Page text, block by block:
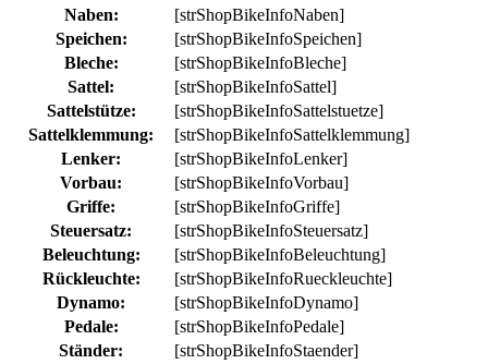
Naben:
[strShopBikeInfoNaben]
Speichen:
[strShopBikeInfoSpeichen]
Bleche:
[strShopBikeInfoBleche]
Sattel:
[strShopBikeInfoSattel]
Sattelstütze:
[strShopBikeInfoSattelstuetze]
Sattelklemmung:
[strShopBikeInfoSattelklemmung]
Lenker:
[strShopBikeInfoLenker]
Vorbau:
[strShopBikeInfoVorbau]
Griffe:
[strShopBikeInfoGriffe]
Steuersatz:
[strShopBikeInfoSteuersatz]
Beleuchtung:
[strShopBikeInfoBeleuchtung]
Rückleuchte:
[strShopBikeInfoRueckleuchte]
Dynamo:
[strShopBikeInfoDynamo]
Pedale:
[strShopBikeInfoPedale]
Ständer:
[strShopBikeInfoStaender]